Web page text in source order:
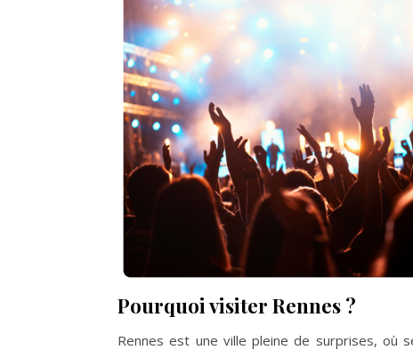
Pourquoi visiter Rennes ?
Rennes est une ville pleine de surprises, où